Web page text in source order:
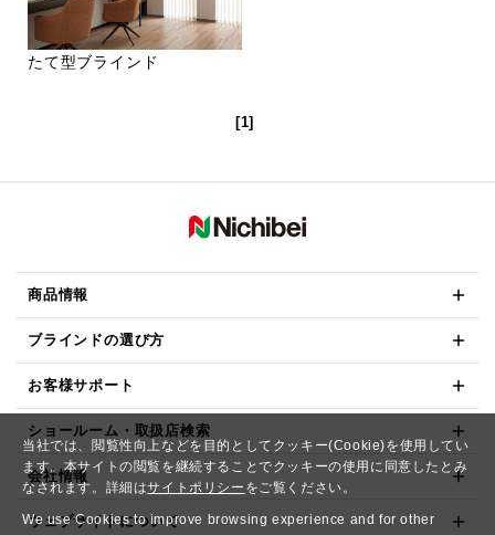
当社では、閲覧性向上などを目的としてクッキー(Cookie)を使用してい
ます。本サイトの閲覧を継続することでクッキーの使用に同意したとみ
なされます。詳細はサイトポリシー をご覧ください。
We use Cookies to improve browsing experience and for other
たて型ブラインド
[1]
商品情報
ブラインドの選び方
お客様サポート
ショールーム・取扱店検索
会社情報
ウェブサイトについて